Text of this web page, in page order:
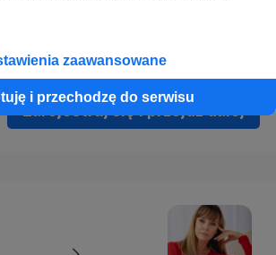
zaawansowane
i przechodzę do serwisu
Zarejestruj się i przejdź dalej